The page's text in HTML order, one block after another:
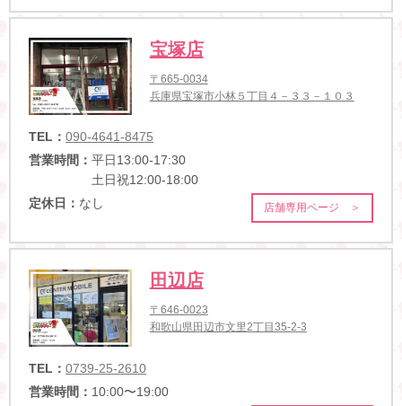
宝塚店
〒665-0034
兵庫県宝塚市小林５丁目４－３３－１０３
TEL： 090-4641-8475
営業時間： 平日13:00-17:30
土日祝12:00-18:00
定休日： なし 店舗専用ページ ＞
田辺店
〒646-0023
和歌山県田辺市文里2丁目35-2-3
TEL： 0739-25-2610
営業時間： 10:00〜19:00